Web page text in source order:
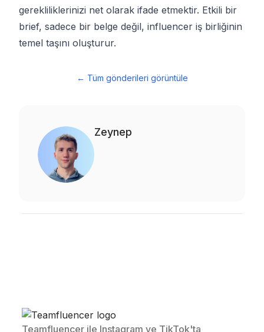
gerekliliklerinizi net olarak ifade etmektir. Etkili bir
brief, sadece bir belge değil, influencer iş birliğinin
temel taşını oluşturur.
← Tüm gönderileri görüntüle
Zeynep
Teamfluencer ile Instagram ve TikTok'ta